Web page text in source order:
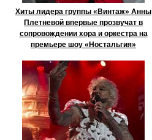
Хиты лидера группы «Винтаж» Анны
Плетневой впервые прозвучат в
сопровождении хора и оркестра на
премьере шоу «Ностальгия»